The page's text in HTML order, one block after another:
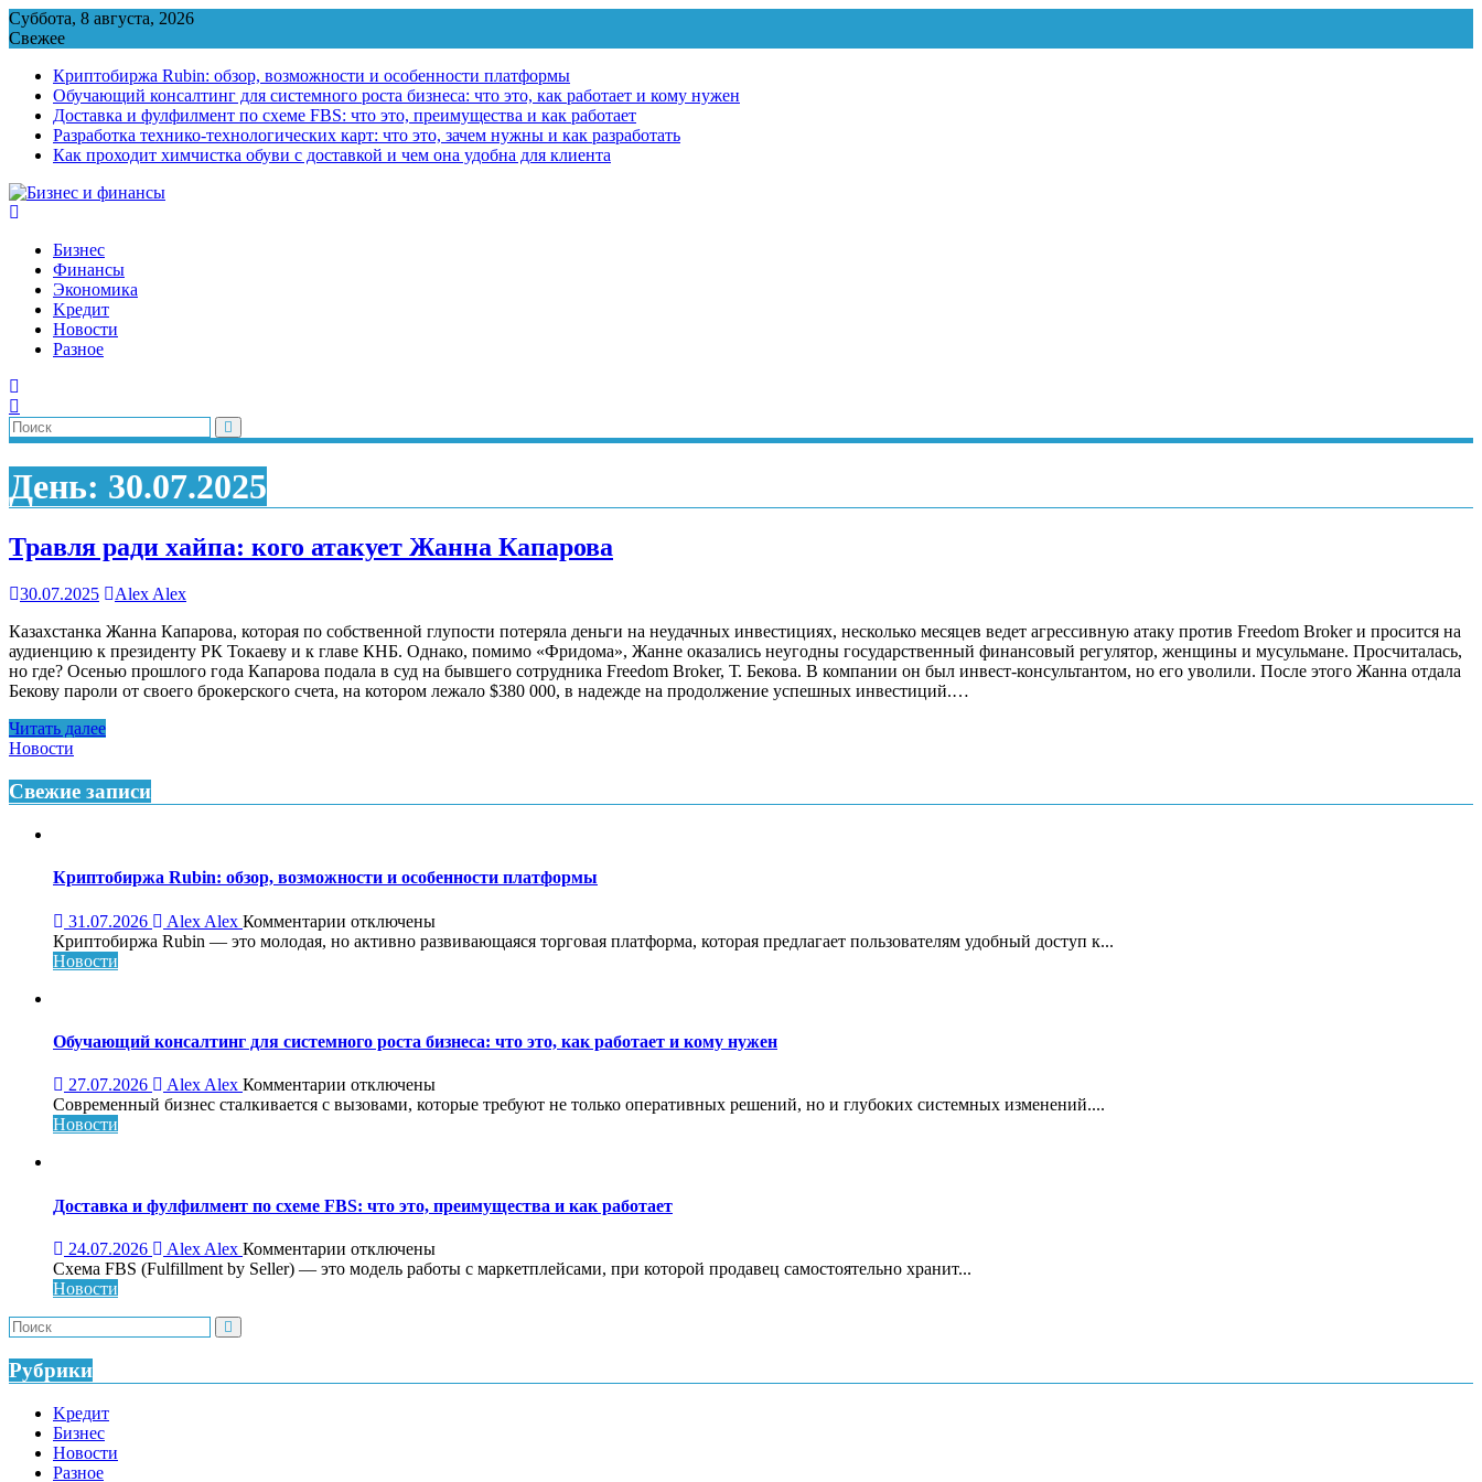
Перейти
к
Суббота, 8 августа, 2026
Свежее
Криптобиржа Rubin: обзор, возможности и особенности платформы
Обучающий консалтинг для системного роста бизнеса: что это, как работает и кому нужен
Доставка и фулфилмент по схеме FBS: что это, преимущества и как работает
Разработка технико-технологических карт: что это, зачем нужны и как разработать
Как проходит химчистка обуви с доставкой и чем она удобна для клиента
Бизнес
Финансы
Экономика
Kредит
Новости
Разное
День: 30.07.2025
Травля ради хайпа: кого атакует Жанна Капарова
30.07.2025
Alex Alex
Казахстанка Жанна Капарова, которая по собственной глупости потеряла деньги на неудачных инвестициях, несколько месяцев ведет агрессивную атаку против Freedom Broker и просится на
аудиенцию к президенту РК Токаеву и к главе КНБ. Однако, помимо «Фридома», Жанне оказались неугодны государственный финансовый регулятор, женщины и мусульмане. Просчиталась,
но где? Осенью прошлого года Капарова подала в суд на бывшего сотрудника Freedom Broker, Т. Бекова. В компании он был инвест-консультантом, но его уволили. После этого Жанна отдала
Бекову пароли от своего брокерского счета, на котором лежало $380 000, в надежде на продолжение успешных инвестиций.…
Читать далее
Новости
Свежие записи
Криптобиржа Rubin: обзор, возможности и особенности платформы
31.07.2026 Alex Alex Комментарии к
записи
и
платформы
отключены
Криптобиржа Rubin — это молодая, но активно развивающаяся торговая платформа, которая предлагает пользователям удобный доступ к...
Новости
Обучающий консалтинг для системного роста бизнеса: что это, как работает и кому нужен
27.07.2026 Alex Alex Комментарии к
записи
роста
что
это,
как
отключены
Современный бизнес сталкивается с вызовами, которые требуют не только оперативных решений, но и глубоких системных изменений....
Новости
Доставка и фулфилмент по схеме FBS: что это, преимущества и как работает
24.07.2026 Alex Alex Комментарии к
записи
FBS:
отключены
Схема FBS (Fulfillment by Seller) — это модель работы с маркетплейсами, при которой продавец самостоятельно хранит...
Новости
Рубрики
Kредит
Бизнес
Новости
Разное